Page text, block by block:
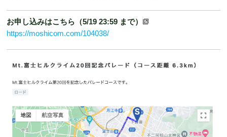
お申し込みはこちら（5/19 23:59 まで）
https://moshicom.com/104038/